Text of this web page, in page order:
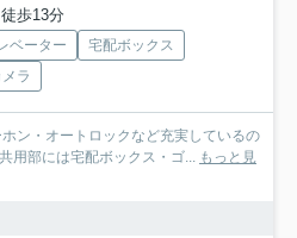
歩13分
ベーター
宅配ボックス
ラ
ン・オートロックなど充実しているの
用部には宅配ボックス・ゴ... もっと見